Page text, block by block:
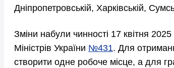
Дніпропетровській, Харківській,
Зміни набули чинності 17 квітня
Міністрів України №431. Для
створити одне робоче місце, а для